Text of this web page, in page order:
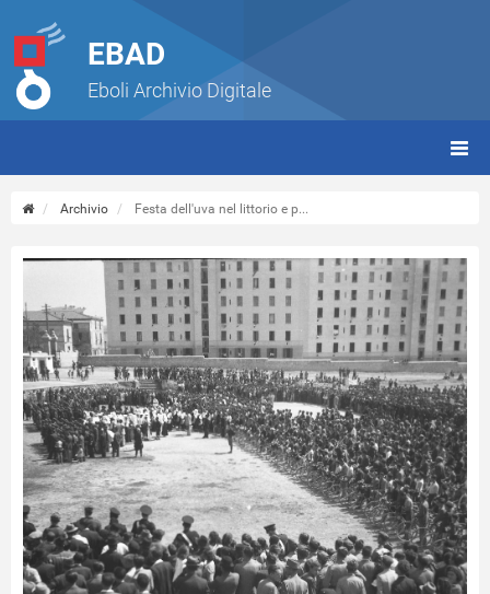
EBAD
Eboli Archivio Digitale
Archivio Festa dell'uva nel littorio e p...